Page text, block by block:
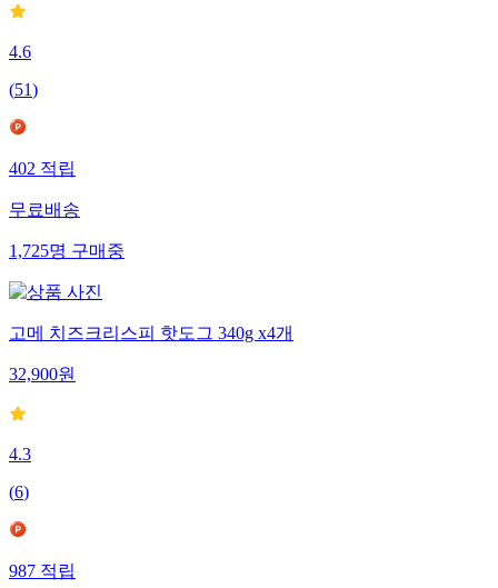
4.6
(51)
402 적립
무료배송
1,725명 구매중
고메 치즈크리스피 핫도그 340g x4개
32,900원
4.3
(6)
987 적립